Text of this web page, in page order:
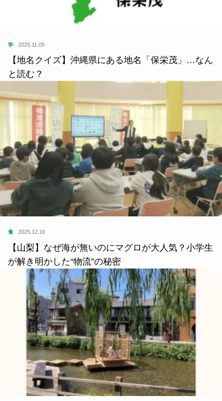
学 2025.11.05
【地名クイズ】沖縄県にある地名「保栄茂」…なん
と読む？
食 2025.12.16
【山梨】なぜ海が無いのにマグロが大人気？小学生
が解き明かした“物流”の秘密